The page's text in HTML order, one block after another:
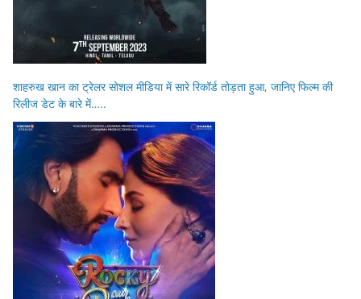
शाहरुख खान का ट्रेलर सोशल मीडिया में सारे रिकॉर्ड तोड़ता हुआ, जानिए फिल्म की
रिलीज डेट के बारे में…..